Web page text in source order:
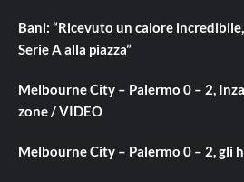
Bani: “Ricevuto un calore
Serie A alla piazza”
Melbourne City – Palermo 0 – 2,
zone / VIDEO
Melbourne City – Palermo 0 – 2, gli